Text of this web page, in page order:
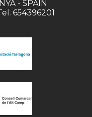
- SPAIN
654396201